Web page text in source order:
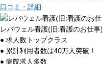
口コミ・詳細
レバウェル看護(旧:看護のお仕事)
● 求人数トップクラス
● 累計利用者数は40万人突破！
● 病院求人多数